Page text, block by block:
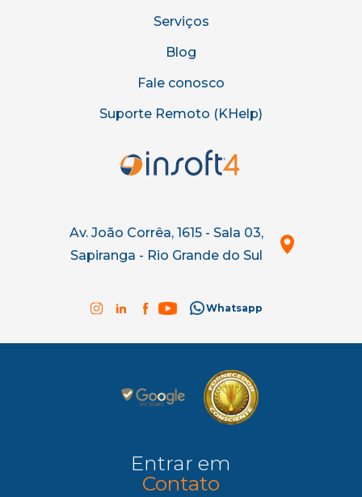
Serviços
Blog
Fale conosco
Suporte Remoto (KHelp)
Av. João Corrêa, 1615 - Sala 03,
Sapiranga - Rio Grande do Sul
Whatsapp
Entrar em
Contato